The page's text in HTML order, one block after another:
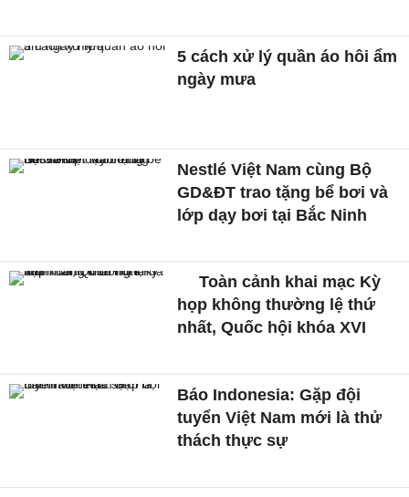
5 cách xử lý quần áo hôi ẩm
ngày mưa
Nestlé Việt Nam cùng Bộ
GD&ĐT trao tặng bể bơi và
lớp dạy bơi tại Bắc Ninh
Toàn cảnh khai mạc Kỳ
họp không thường lệ thứ
nhất, Quốc hội khóa XVI
Báo Indonesia: Gặp đội
tuyển Việt Nam mới là thử
thách thực sự